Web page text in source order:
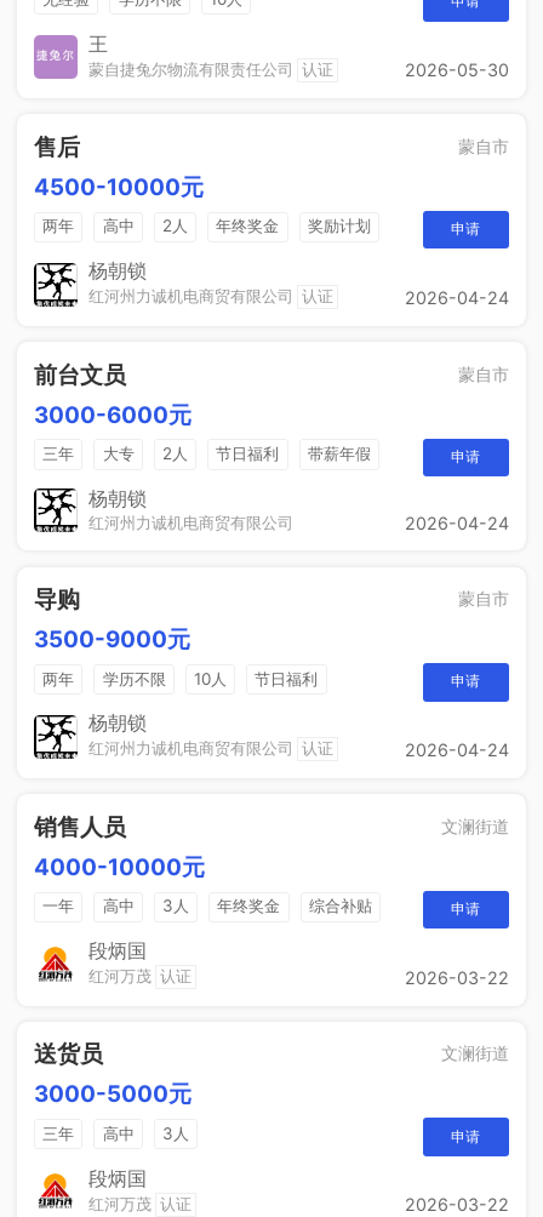
王
蒙自捷兔尔物流有限责任公司 认证 2026-05-30
售后 蒙自市
4500-10000元
两年 高中 2人 年终奖金
奖励计划
法定节假日
申请
杨朝锁
红河州力诚机电商贸有限公司 认证 2026-04-24
前台文员 蒙自市
3000-6000元
三年 大专 2人 节日福利
带薪年假
工作餐
年终奖
申请
杨朝锁
红河州力诚机电商贸有限公司 2026-04-24
导购 蒙自市
3500-9000元
两年 学历不限 10人
节日福利
带薪年假
年终奖
申请
杨朝锁
红河州力诚机电商贸有限公司 认证 2026-04-24
销售人员 文澜街道
4000-10000元
一年 高中 3人 年终奖金
综合补贴
奖励计划
申请
段炳国
红河万茂 认证 2026-03-22
送货员 文澜街道
3000-5000元
三年 高中 3人 申请
段炳国
红河万茂 认证 2026-03-22